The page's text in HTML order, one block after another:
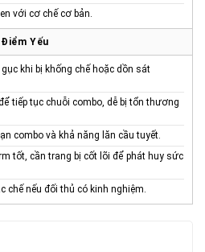
với cơ chế cơ bản.
Điểm Yếu
khi bị khống chế hoặc dồn sát
tiếp tục chuỗi combo, dễ bị tổn thương
combo và khả năng lăn cầu tuyết.
tốt, cần trang bị cốt lõi để phát huy sức
chế nếu đối thủ có kinh nghiệm.